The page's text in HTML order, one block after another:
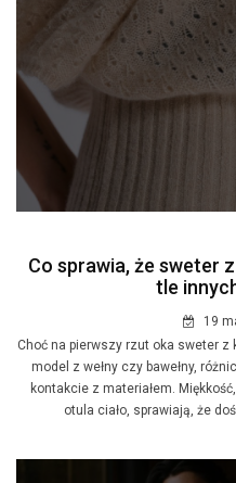
Co sprawia, że sweter
tle
19
Choć na pierwszy rzut oka sweter
model z wełny czy bawełny,
kontakcie z materiałem.
otula ciało, sprawiają, że